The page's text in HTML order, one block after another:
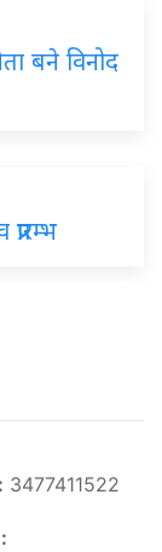
बने विनोद
3477411522